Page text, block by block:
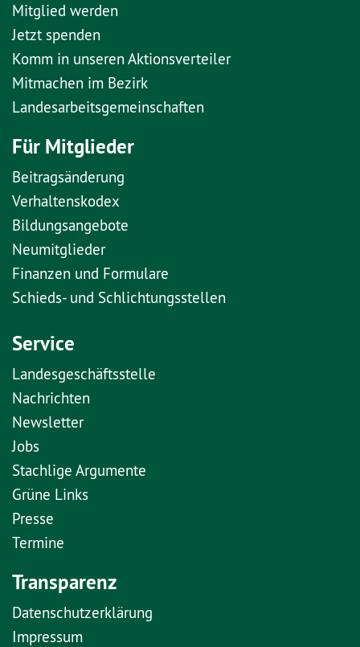
Mitglied werden
Jetzt spenden
Komm in unseren Aktionsverteiler
Mitmachen im Bezirk
Landesarbeitsgemeinschaften
Für Mitglieder
Beitragsänderung
Verhaltenskodex
Bildungsangebote
Neumitglieder
Finanzen und Formulare
Schieds- und Schlichtungsstellen
Service
Landesgeschäftsstelle
Nachrichten
Newsletter
Jobs
Stachlige Argumente
Grüne Links
Presse
Termine
Transparenz
Datenschutzerklärung
Impressum